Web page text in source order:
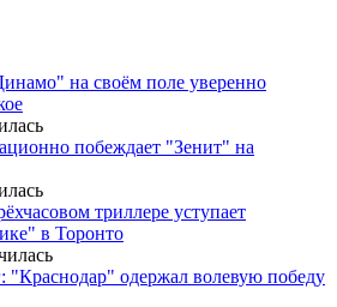
на своём поле уверенно
побеждает "Зенит" на
триллере уступает
в Торонто
"Краснодар" одержал волевую победу